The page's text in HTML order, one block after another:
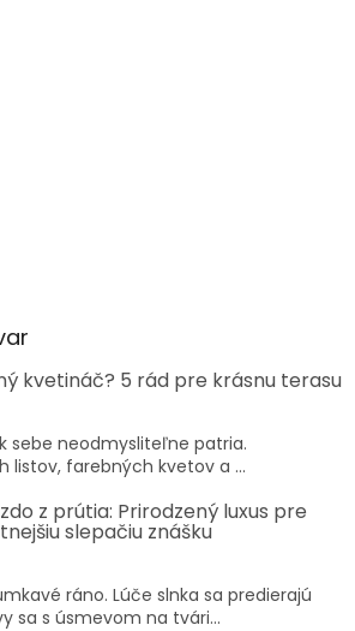
kvetináč? 5 rád pre krásnu terasu
sebe neodmysliteľne patria.
listov, farebných kvetov a ...
z prútia: Prirodzený luxus pre
slepačiu znášku
ráno. Lúče slnka sa predierajú
sa s úsmevom na tvári...